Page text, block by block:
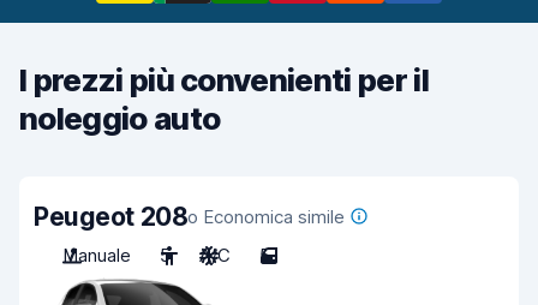
I prezzi più convenienti per il
noleggio auto
Peugeot 208o Economica simile
Manuale
5 A/C 5